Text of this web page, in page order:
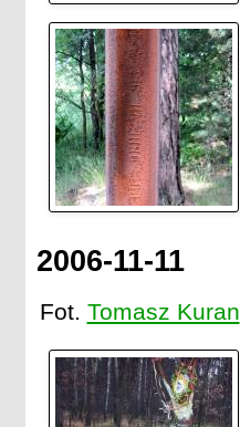
2006-11-11
Fot. Tomasz Kuran